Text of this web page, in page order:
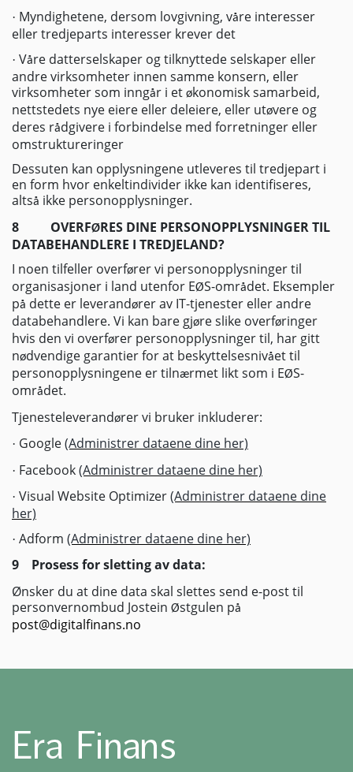
· Myndighetene, dersom lovgivning, våre interesser
eller tredjeparts interesser krever det
· Våre datterselskaper og tilknyttede selskaper eller
andre virksomheter innen samme konsern, eller
virksomheter som inngår i et økonomisk samarbeid,
nettstedets nye eiere eller deleiere, eller utøvere og
deres rådgivere i forbindelse med forretninger eller
omstruktureringer
Dessuten kan opplysningene utleveres til tredjepart i
en form hvor enkeltindivider ikke kan identifiseres,
altså ikke personopplysninger.
8
OVERFØRES DINE PERSONOPPLYSNINGER TIL
DATABEHANDLERE I TREDJELAND?
I noen tilfeller overfører vi personopplysninger til
organisasjoner i land utenfor EØS-området. Eksempler
på dette er leverandører av IT-tjenester eller andre
databehandlere. Vi kan bare gjøre slike overføringer
hvis den vi overfører personopplysninger til, har gitt
nødvendige garantier for at beskyttelsesnivået til
personopplysningene er tilnærmet likt som i EØS-
området.
Tjenesteleverandører vi bruker inkluderer:
· Google(Administrer dataene dine her)
· Facebook(Administrer dataene dine her)
· Visual Website Optimizer(Administrer dataene dine
her)
· Adform (Administrer dataene dine her)
9
Prosess for sletting av data:
Ønsker du at dine data skal slettes send e-post til
personvernombud Jostein Østgulen på
post@digitalfinans.no